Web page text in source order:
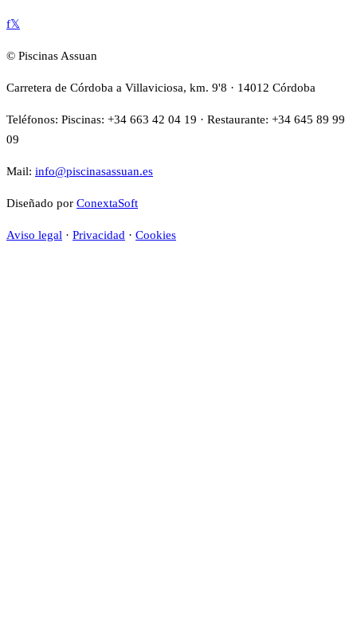
f𝕏
© Piscinas Assuan
Carretera de Córdoba a Villaviciosa, km. 9'8 · 14012 Córdoba
Teléfonos: Piscinas: +34 663 42 04 19 · Restaurante: +34 645 89 99
09
Mail: info@piscinasassuan.es
Diseñado por ConextaSoft
Aviso legal · Privacidad · Cookies